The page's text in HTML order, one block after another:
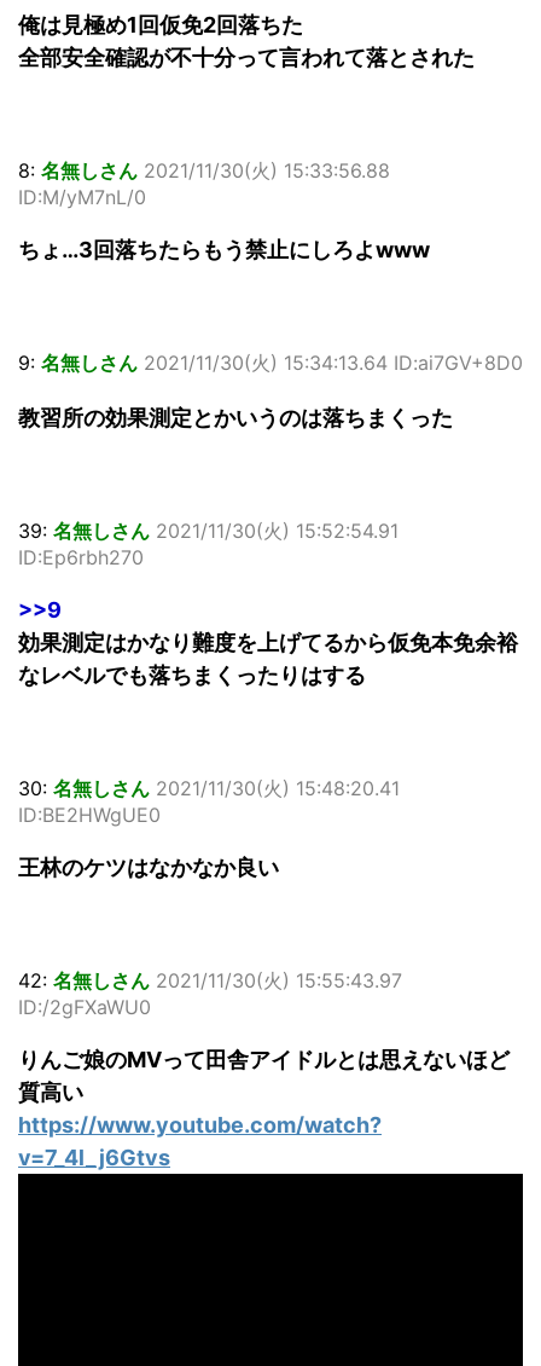
俺は見極め1回仮免2回落ちた
全部安全確認が不十分って言われて落とされた
8: 名無しさん 2021/11/30(火) 15:33:56.88
ID:M/yM7nL/0
ちょ…3回落ちたらもう禁止にしろよwww
9: 名無しさん 2021/11/30(火) 15:34:13.64 ID:ai7GV+8D0
教習所の効果測定とかいうのは落ちまくった
39: 名無しさん 2021/11/30(火) 15:52:54.91
ID:Ep6rbh270
>>9
効果測定はかなり難度を上げてるから仮免本免余裕
なレベルでも落ちまくったりはする
30: 名無しさん 2021/11/30(火) 15:48:20.41
ID:BE2HWgUE0
王林のケツはなかなか良い
42: 名無しさん 2021/11/30(火) 15:55:43.97
ID:/2gFXaWU0
りんご娘のMVって田舎アイドルとは思えないほど
質高い
https://www.youtube.com/watch?
v=7_4l_j6Gtvs